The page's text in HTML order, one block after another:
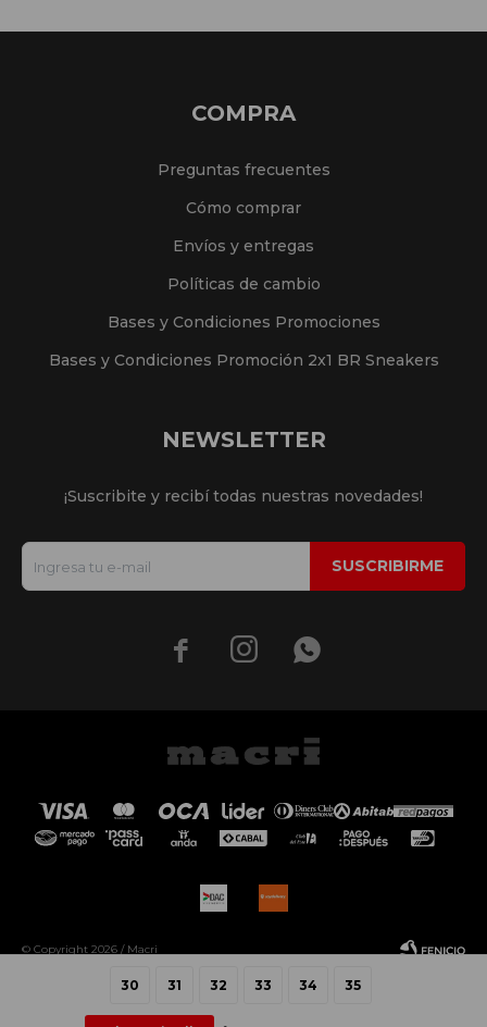
30 31 32 33 34 35
COMPRA
Preguntas frecuentes
Cómo comprar
Envíos y entregas
Políticas de cambio
Bases y Condiciones Promociones
Bases y Condiciones Promoción 2x1 BR Sneakers
NEWSLETTER
¡Suscribite y recibí todas nuestras novedades!
SUSCRIBIRME
  
© Copyright 2026 / Macri